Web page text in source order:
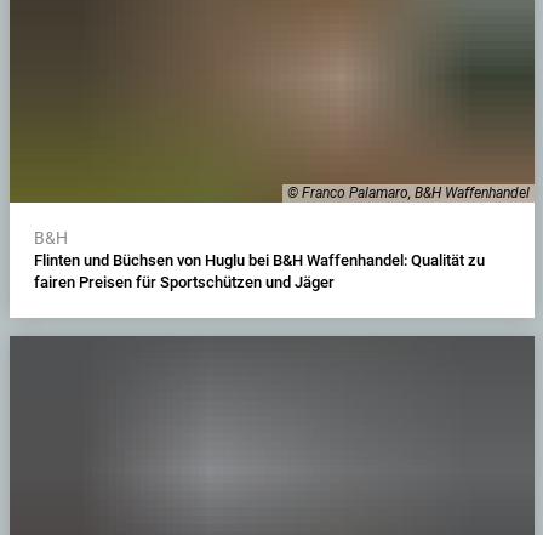
© Franco Palamaro, B&H Waffenhandel
B&H
Flinten und Büchsen von Huglu bei B&H Waffenhandel: Qualität zu
fairen Preisen für Sportschützen und Jäger